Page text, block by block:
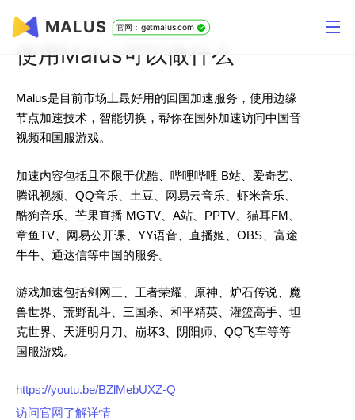
MALUS 官网：getmalus.com
使用Malus可以做什么
Malus是目前市场上最好用的回国加速服务，使用边缘
节点加速技术，智能切换，帮你在国外加速访问中国音
视频和国服游戏。
加速内容包括且不限于优酷、哔哩哔哩 B站、爱奇艺、
腾讯视频、QQ音乐、土豆、网易云音乐、虾米音乐、
酷狗音乐、芒果直播 MGTV、A站、PPTV、猫耳FM、
章鱼TV、网易公开课、YY语音、直播姬、OBS、富途
牛牛、通达信等中国的服务。
游戏加速包括剑网三、王者荣耀、原神、炉石传说、魔
兽世界、荒野乱斗、三国杀、和平精英、灌篮高手、坦
克世界、天涯明月刀、崩坏3、阴阳师、QQ飞车等等
国服游戏。
https://youtu.be/BZlMebUXZ-Q
访问官网了解详情